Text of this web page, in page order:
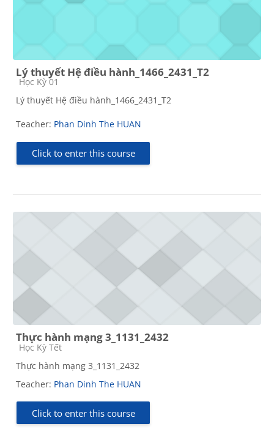
Lý thuyết Hệ điều hành_1466_2431_T2
Course category
Học Kỳ 01
Lý thuyết Hệ điều hành_1466_2431_T2
Teacher: Phan Dinh The HUAN
Click to enter this course
Thực hành mạng 3_1131_2432
Course category
Học Kỳ Tết
Thực hành mạng 3_1131_2432
Teacher: Phan Dinh The HUAN
Click to enter this course